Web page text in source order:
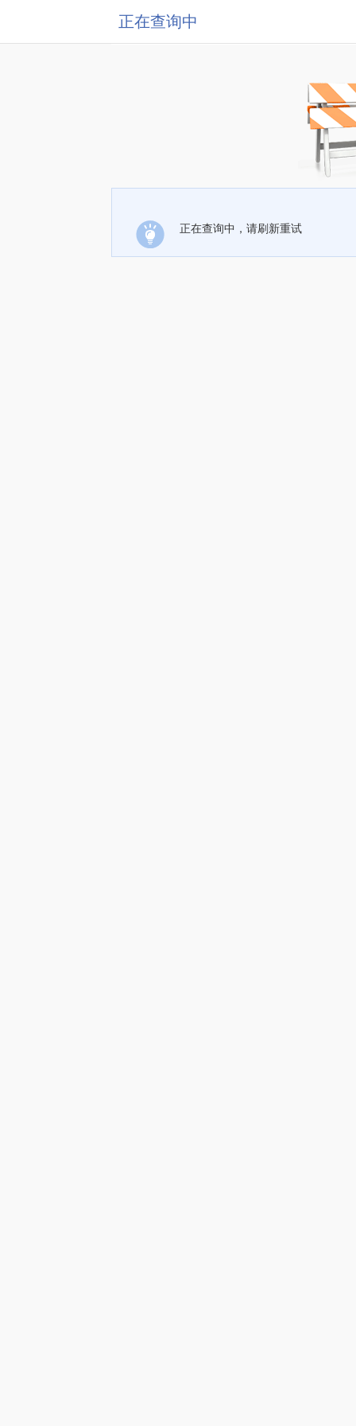
正在查询中
正在查询中，请刷新重试